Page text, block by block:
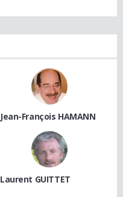
Jean-François HAMANN
Laurent GUITTET